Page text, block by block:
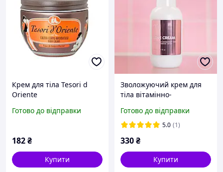
Крем для тіла Tesori d
Oriente
Готово до відправки
182₴
Купити
Зволожуючий крем для
тіла вітамінно-
200 г (MBA-60071)
Готово до відправки
5.0 (1)
330₴
Купити